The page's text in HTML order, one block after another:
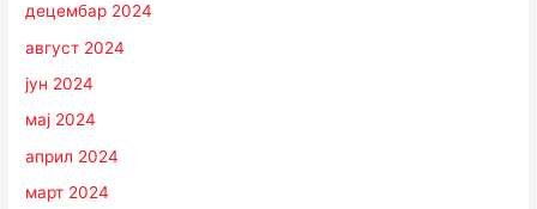
децембар 2024
август 2024
јун 2024
мај 2024
април 2024
март 2024